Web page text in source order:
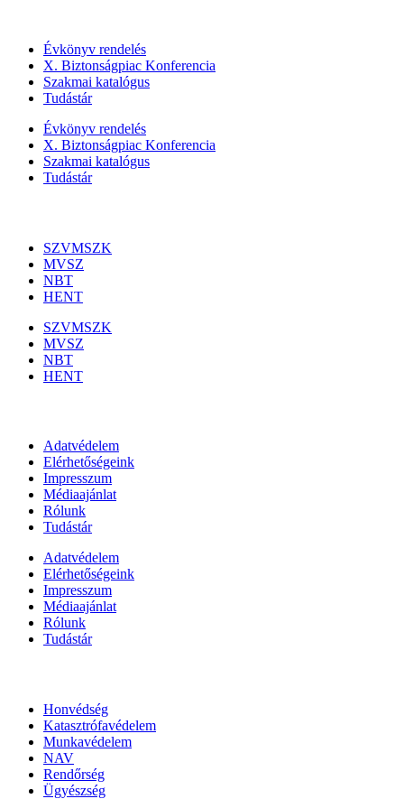
Évkönyv rendelés
X. Biztonságpiac Konferencia
Szakmai katalógus
Tudástár
Évkönyv rendelés
X. Biztonságpiac Konferencia
Szakmai katalógus
Tudástár
SZVMSZK
MVSZ
NBT
HENT
SZVMSZK
MVSZ
NBT
HENT
Adatvédelem
Elérhetőségeink
Impresszum
Médiaajánlat
Rólunk
Tudástár
Adatvédelem
Elérhetőségeink
Impresszum
Médiaajánlat
Rólunk
Tudástár
Honvédség
Katasztrófavédelem
Munkavédelem
NAV
Rendőrség
Ügyészség